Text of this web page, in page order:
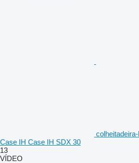
Case IH Case IH SDX 30
13
VÍDEO